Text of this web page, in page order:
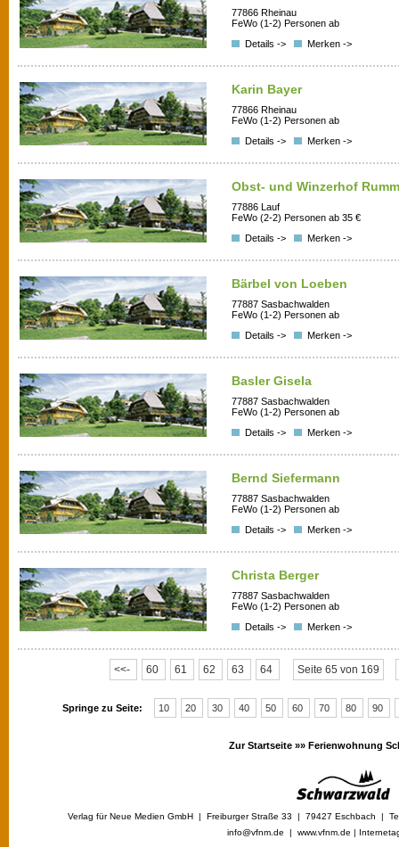
77866 Rheinau
FeWo (1-2) Personen ab
Details ->
Merken ->
Karin Bayer
77866 Rheinau
FeWo (1-2) Personen ab
Details ->
Merken ->
Obst- und Winzerhof
77886 Lauf
FeWo (2-2) Personen ab 35 €
Details ->
Merken ->
Bärbel von Loeben
77887 Sasbachwalden
FeWo (1-2) Personen ab
Details ->
Merken ->
Basler Gisela
77887 Sasbachwalden
FeWo (1-2) Personen ab
Details ->
Merken ->
Bernd Siefermann
77887 Sasbachwalden
FeWo (1-2) Personen ab
Details ->
Merken ->
Christa Berger
77887 Sasbachwalden
FeWo (1-2) Personen ab
Details ->
Merken ->
<<- 60 61 62 63 64 Seite 65 von 169
Springe zu Seite: 10 20 30 40 50 60 70 80 90
Zur Startseite »» Ferienwohnung
Verlag für Neue Medien GmbH | Freiburger Straße 33 | 79427 Eschbach |
info@vfnm.de | www.vfnm.de |